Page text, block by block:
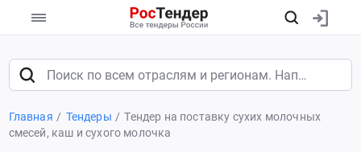
Главная Тендеры
Тендер на поставку сухих молочных
смесей, каш и сухого молочка